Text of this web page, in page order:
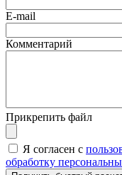
E-mail
Комментарий
Прикрепить файл
Я согласен с
обработку